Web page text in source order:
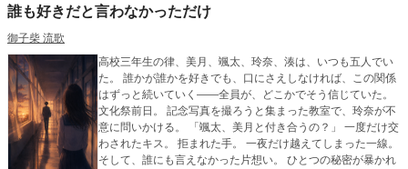
誰も好きだと言わなかっただけ
御子柴 流歌
高校三年生の律、美月、颯太、玲奈、湊は、いつも五人でい
た。 誰かが誰かを好きでも、口にさえしなければ、この関係
はずっと続いていく――全員が、どこかでそう信じていた。
文化祭前日。 記念写真を撮ろうと集まった教室で、玲奈が不
意に問いかける。 「颯太、美月と付き合うの？」 一度だけ交
わされたキス。 拒まれた手。 一夜だけ越えてしまった一線。
そして、誰にも言えなかった片想い。 ひとつの秘密が暴かれ